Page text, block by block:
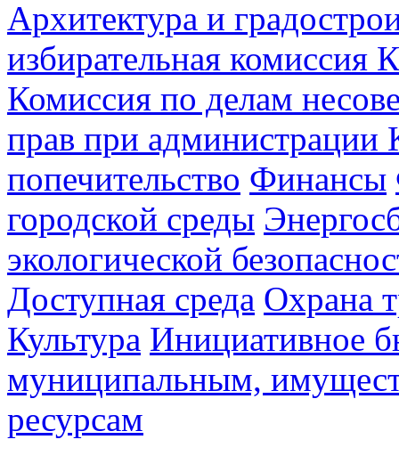
Архитектура и
избирательная комиссия
Комиссия по делам
прав при администрации
попечительство Финансы
городской среды
экологической
Доступная среда Охрана
Культура Инициативное
муниципальным,
ресурсам